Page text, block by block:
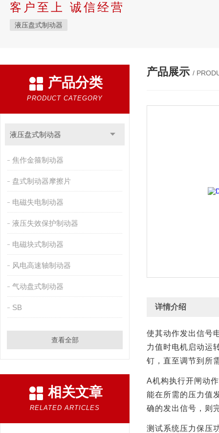
客户至上 诚信经营
液压盘式制动器
产品分类
PRODUCT CATEGORY
液压盘式制动器
焦作金箍制动器
盘式制动器摩擦片
电磁失电制动器
液压失效保护制动器
电磁块式制动器
风电高速轴制动器
气动盘式制动器
SB
查看全部
相关文章
RELATED ARTICLES
产品展示 /
详情介绍
使其动作发出信号
力值时电机启动运
钉，直至调节到所
A机构执行开闸动
能在所需的压力值
确的发出信号，则
测试系统压力保压